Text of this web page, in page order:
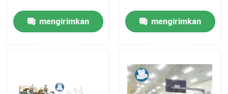
Tentang kita
mengirimkan mengirimkan